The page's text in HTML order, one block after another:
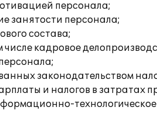
персонала;
занятости персонала;
состава;
кадровое
законодательством
и налогов в затратах